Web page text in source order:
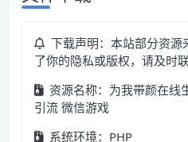
下载声明：本站部分资
了你的隐私或版权，请及时
资源名称：为我带颜在线
引流 微信游戏
系统环境：PHP